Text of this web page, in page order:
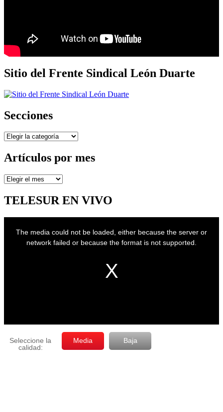
Sitio del Frente Sindical León Duarte
Secciones
Secciones
Artículos por mes
Artículos
mes
TELESUR EN VIVO